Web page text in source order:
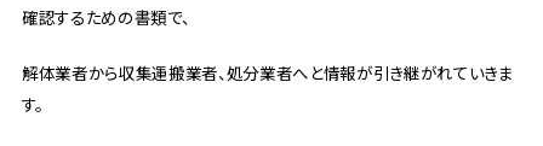
確認するための書類で、
解体業者から収集運搬業者、処分業者へと情報が引き継がれていきま
す。